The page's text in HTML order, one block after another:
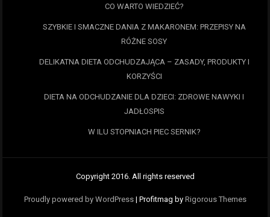
CO WARTO WIEDZIEĆ?
SZYBKIE I SMACZNE DANIA Z MAKARONEM: PRZEPISY NA
RÓŻNE SOSY
DELIKATNA DIETA ODCHUDZAJĄCA – ZASADY, PRODUKTY I
KORZYŚCI
DIETA NA ODCHUDZANIE DLA DZIECI: ZDROWE NAWYKI I
JADŁOSPIS
W ILU STOPNIACH PIEC SERNIK?
Copyright 2016. All rights reserved
Proudly powered by WordPress | Profitmag by Rigorous Themes